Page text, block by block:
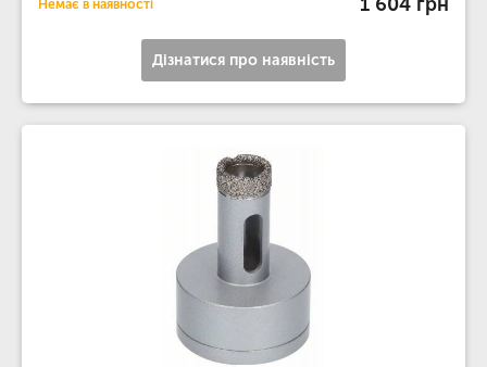
Немає в наявності
Дізнатися про наявність